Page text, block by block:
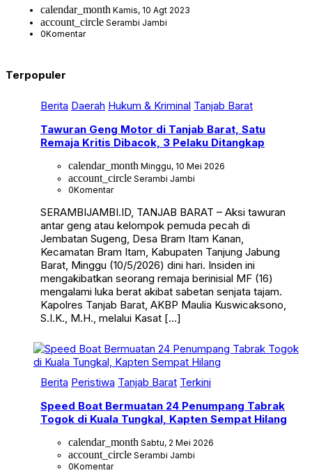
calendar_month Kamis, 10 Agt 2023
account_circle Serambi Jambi
0Komentar
Terpopuler
Berita Daerah Hukum & Kriminal Tanjab Barat
Tawuran Geng Motor di Tanjab Barat, Satu
Remaja Kritis Dibacok, 3 Pelaku Ditangkap
calendar_month Minggu, 10 Mei 2026
account_circle Serambi Jambi
0Komentar
SERAMBIJAMBI.ID, TANJAB BARAT – Aksi tawuran
antar geng atau kelompok pemuda pecah di
Jembatan Sugeng, Desa Bram Itam Kanan,
Kecamatan Bram Itam, Kabupaten Tanjung Jabung
Barat, Minggu (10/5/2026) dini hari. Insiden ini
mengakibatkan seorang remaja berinisial MF (16)
mengalami luka berat akibat sabetan senjata tajam.
Kapolres Tanjab Barat, AKBP Maulia Kuswicaksono,
S.I.K., M.H., melalui Kasat […]
Berita Peristiwa Tanjab Barat Terkini
Speed Boat Bermuatan 24 Penumpang Tabrak
Togok di Kuala Tungkal, Kapten Sempat Hilang
calendar_month Sabtu, 2 Mei 2026
account_circle Serambi Jambi
0Komentar